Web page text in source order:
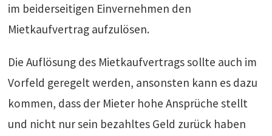
im beiderseitigen Einvernehmen den
Mietkaufvertrag aufzulösen.
Die Auflösung des Mietkaufvertrags sollte auch im
Vorfeld geregelt werden, ansonsten kann es dazu
kommen, dass der Mieter hohe Ansprüche stellt
und nicht nur sein bezahltes Geld zurück haben